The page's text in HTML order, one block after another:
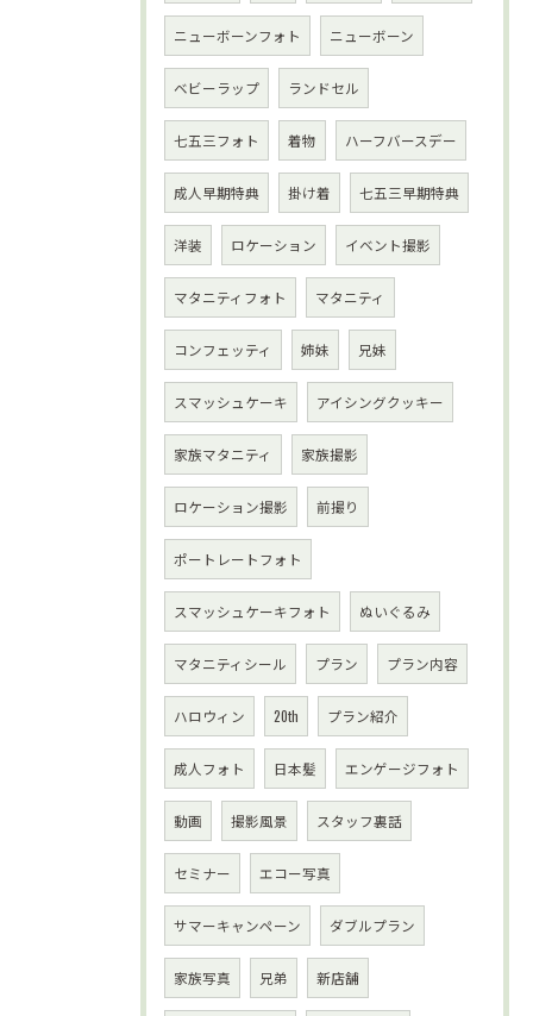
ニューボーンフォト ニューボーン
ベビーラップ ランドセル
七五三フォト 着物 ハーフバースデー
成人早期特典 掛け着 七五三早期特典
洋装 ロケーション イベント撮影
マタニティフォト マタニティ
コンフェッティ 姉妹 兄妹
スマッシュケーキ アイシングクッキー
家族マタニティ 家族撮影
ロケーション撮影 前撮り
ポートレートフォト
スマッシュケーキフォト ぬいぐるみ
マタニティシール プラン プラン内容
ハロウィン 20th プラン紹介
成人フォト 日本髪 エンゲージフォト
動画 撮影風景 スタッフ裏話
セミナー エコー写真
サマーキャンペーン ダブルプラン
家族写真 兄弟 新店舗